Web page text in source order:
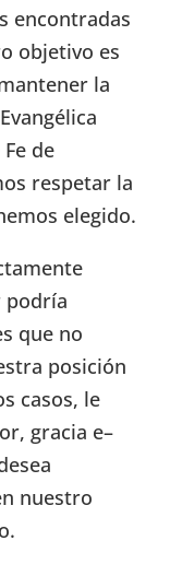
encontradas
objetivo es
la
de
respetar la
elegido.
podría
que no
posición
casos, le
gracia e–
nuestro